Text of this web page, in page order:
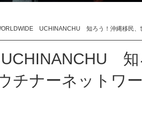
UCHINANCHU 知ろう！沖縄移民、
知
チナーネットワ